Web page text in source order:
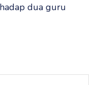
dua guru